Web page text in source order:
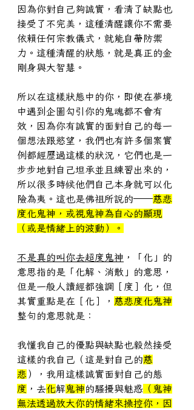
因為你對自己夠誠實，看清了缺點也
接受了不完美，這種清醒讓你不需要
依賴任何宗教儀式，就能自帶防禦
力。這種清醒的狀態，就是真正的金
剛身與大智慧。
所以在這樣狀態中的你，即使在夢境
中遇到企圖勾引你的鬼魂都不會有
效，因為你有誠實的面對自己的每一
個想法跟慾望，我們也有許多個案實
例都經歷過這樣的狀況，它們也是一
步步地對自己坦承並且練習出來的，
所以很多時候他們自己本身就可以化
險為夷。這也是佛祖所說的──慈悲
度化鬼神，或視鬼神為自心的顯現
（或是情緒上的波動）。
不是真的叫你去超度鬼神 ，「化」的
意思指的是「化解、消散」的意思，
但是一般人讀經都強調［度］化，但
其實重點是在［化］， 慈悲度化鬼神
整句的意思就是：
我懂我自己的優點與缺點也毅然接受
這樣的我自己（這是對自己的慈
悲 ），我用這樣誠實面對自己的態
度 ，去化解鬼神的騷擾與魅惑 （鬼神
無法透過放大你的情緒來操控你，因